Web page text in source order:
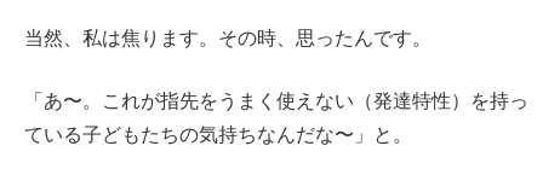
当然、私は焦ります。その時、思ったんです。
「あ〜。これが指先をうまく使えない（発達特性）を持っ
ている子どもたちの気持ちなんだな〜」と。